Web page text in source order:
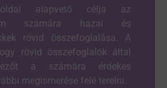
alapvető célja az
számára hazai és
rövid összefoglalása. A
rövid összefoglalók által
a számára érdekes
megismerése felé terelni.